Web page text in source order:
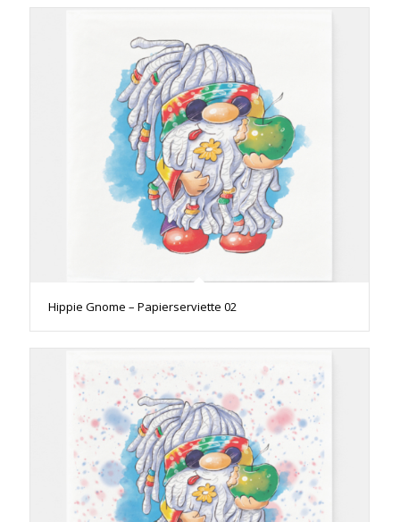
Hippie Gnome – Papierserviette 02